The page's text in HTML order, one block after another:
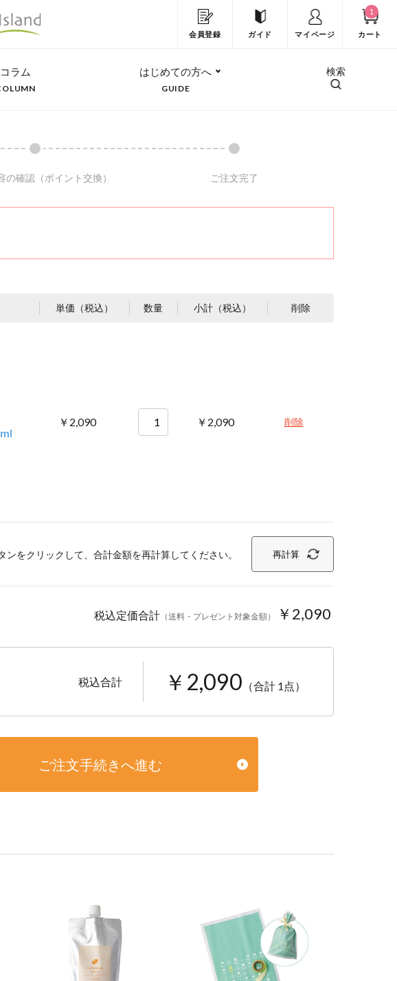
会員登録
ガイド マイページ
1
カート
コラム はじめての方へ
GUIDE
検索
の確認 （ポイント交換） ご注文完了
単価（税込） 数量 小計（税込） 削除
￥2,090 ￥2,090 削除
をクリックして、合計金額を再計算してください。 再計算
税込定価合計 （送料・プレゼント対象金額） ￥2,090
税込合計 ￥2,090 （合計 1点）
ご注文手続きへ進む